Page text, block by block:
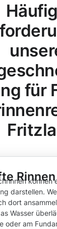
für
Rinnen
können
darstellen.
dort
Wasser
oder am